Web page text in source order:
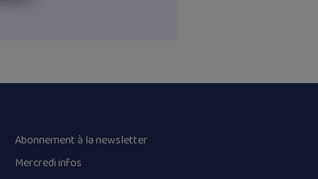
Abonnement à la newsletter
Mercredi infos